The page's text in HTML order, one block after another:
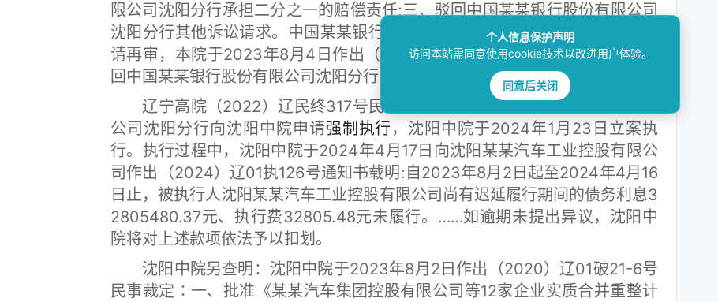
限公司沈阳分行承担二分之一的赔偿责任;三、驳回中国某某银行股份有限公司
沈阳分行其他诉讼请求。中国某某银行股份有限公司沈阳分行不服，向本院申
请再审，本院于2023年8月4日作出（2023）最高法民申974号民事裁定，驳
回中国某某银行股份有限公司沈阳分行的再审申请。
辽宁高院（2022）辽民终317号民事判决生效后，中国某某银行股份有限
公司沈阳分行向沈阳中院申请强制执行，沈阳中院于2024年1月23日立案执
行。执行过程中，沈阳中院于2024年4月17日向沈阳某某汽车工业控股有限公
司作出（2024）辽01执126号通知书载明:自2023年8月2日起至2024年4月16
日止，被执行人沈阳某某汽车工业控股有限公司尚有迟延履行期间的债务利息3
2805480.37元、执行费32805.48元未履行。……如逾期未提出异议，沈阳中
院将对上述款项依法予以扣划。
沈阳中院另查明：沈阳中院于2023年8月2日作出（2020）辽01破21-6号
民事裁定∶一、批准《某某汽车集团控股有限公司等12家企业实质合并重整计
个人信息保护声明
访问本站需同意使用cookie技术以改进用户体验。
同意后关闭